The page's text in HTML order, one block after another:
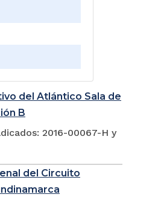
del Atlántico Sala de
B
2016-00067-H y
del Circuito